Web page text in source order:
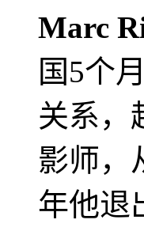
Marc
国5个
关系，
影师，
年他退